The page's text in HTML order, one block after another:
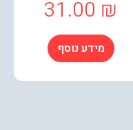
31.00
מידע נוסף